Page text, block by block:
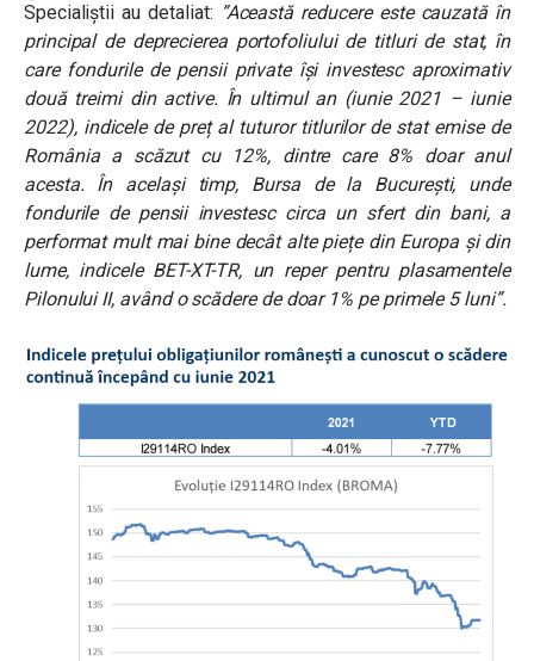
Specialiștii au detaliat: ”Această reducere este cauzată în
principal de deprecierea portofoliului de titluri de stat, în
care fondurile de pensii private își investesc aproximativ
două treimi din active. În ultimul an (iunie 2021 – iunie
2022), indicele de preț al tuturor titlurilor de stat emise de
România a scăzut cu 12%, dintre care 8% doar anul
acesta. În același timp, Bursa de la București, unde
fondurile de pensii investesc circa un sfert din bani, a
performat mult mai bine decât alte piețe din Europa și din
lume, indicele BET-XT-TR, un reper pentru plasamentele
Pilonului II, având o scădere de doar 1% pe primele 5 luni”.